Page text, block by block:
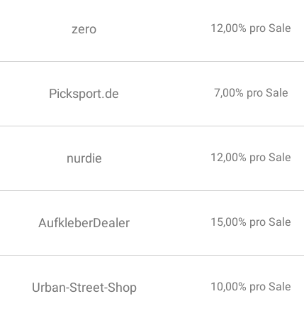
zero 12,00% pro Sale
Picksport.de 7,00% pro Sale
nurdie 12,00% pro Sale
AufkleberDealer 15,00% pro Sale
Urban-Street-Shop 10,00% pro Sale